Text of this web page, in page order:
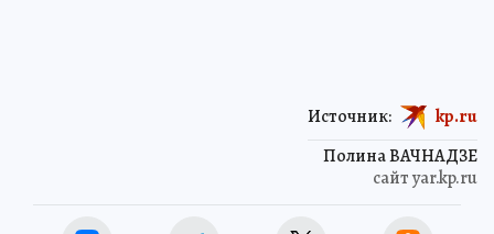
Полина ВАЧНАДЗЕ
сайт yar.kp.ru
Источник: kp.ru